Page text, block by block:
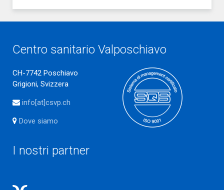
Centro sanitario Valposchiavo
CH-7742 Poschiavo
Grigioni, Svizzera
info[at]csvp.ch
Dove siamo
I nostri partner